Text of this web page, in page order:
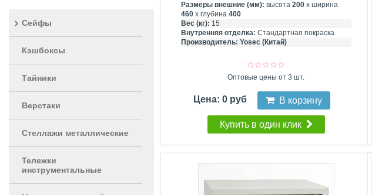
Размеры внешние (мм): высота 200х ширина
460х глубина 400
Вес (кг): 15
Внутренняя отделка: Стандартная покраска
Производитель: Yosec (Китай)
Оптовые цены от 3 шт.
Цена: 0 руб В корзину
Купить в один клик
Сейфы
Кэшбоксы
Тайники
Верстаки
Стеллажи металлические
Тележки
инструментальные